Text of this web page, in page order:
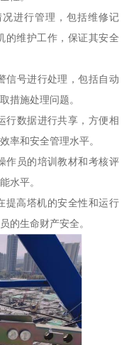
进行管理，包括维修记
的维护工作，保证其安全
信号进行处理，包括自动
措施处理问题。
行数据进行共享，方便相
率和安全管理水平。
作员的培训教材和考核评
水平。
提高塔机的安全性和运行
的生命财产安全。